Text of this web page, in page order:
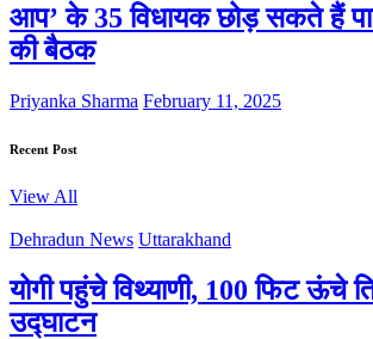
आप’ के 35 विधायक छोड़ सकते हैं
की बैठक
Priyanka Sharma February 11, 2025
Recent Post
View All
Dehradun News Uttarakhand
योगी पहुंचे विथ्याणी, 100 फिट ऊंचे
उद्घाटन